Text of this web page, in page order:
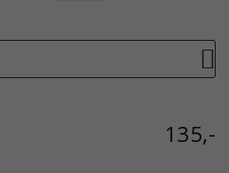
135,-